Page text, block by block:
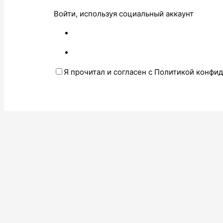
Войти, используя социальный аккаунт
Я прочитал и согласен с Политикой